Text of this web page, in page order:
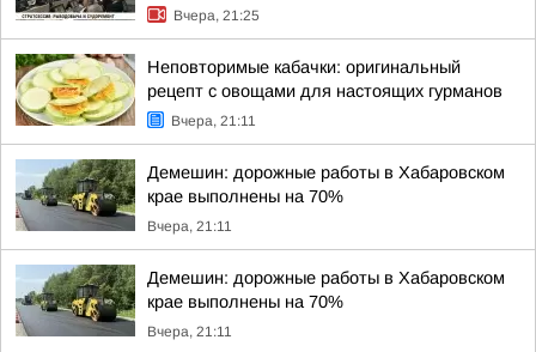
Вчера, 21:25
Неповторимые кабачки: оригинальный
рецепт с овощами для настоящих гурманов
Вчера, 21:11
Демешин: дорожные работы в Хабаровском
крае выполнены на 70%
Вчера, 21:11
Демешин: дорожные работы в Хабаровском
крае выполнены на 70%
Вчера, 21:11